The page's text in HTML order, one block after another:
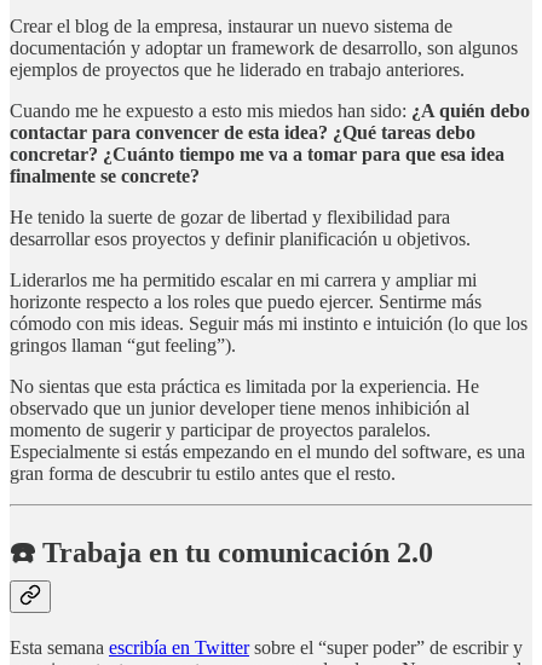
Crear el blog de la empresa, instaurar un nuevo sistema de
documentación y adoptar un framework de desarrollo, son algunos
ejemplos de proyectos que he liderado en trabajo anteriores.
Cuando me he expuesto a esto mis miedos han sido: ¿A quién debo
contactar para convencer de esta idea? ¿Qué tareas debo
concretar? ¿Cuánto tiempo me va a tomar para que esa idea
finalmente se concrete?
He tenido la suerte de gozar de libertad y flexibilidad para
desarrollar esos proyectos y definir planificación u objetivos.
Liderarlos me ha permitido escalar en mi carrera y ampliar mi
horizonte respecto a los roles que puedo ejercer. Sentirme más
cómodo con mis ideas. Seguir más mi instinto e intuición (lo que los
gringos llaman “gut feeling”).
No sientas que esta práctica es limitada por la experiencia. He
observado que un junior developer tiene menos inhibición al
momento de sugerir y participar de proyectos paralelos.
Especialmente si estás empezando en el mundo del software, es una
gran forma de descubrir tu estilo antes que el resto.
☎️ Trabaja en tu comunicación 2.0
Esta semana escribía en Twittersobre el “super poder” de escribir y